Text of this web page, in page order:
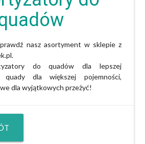
nasz asortyment w sklepie z
.
do quadów dla lepszej
dla większej pojemności,
dla wyjątkowych przeżyć!